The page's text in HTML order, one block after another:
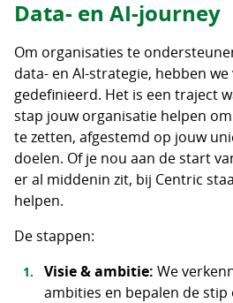
Data- en AI-journey
Om organisaties te
data- en AI-strategie, hebben
gedefinieerd. Het is een traject
stap jouw organisatie helpen
te zetten, afgestemd op jouw
doelen. Of je nou aan de start
er al middenin zit, bij Centric
helpen.
De stappen:
Visie & ambitie: We
ambities en bepalen de stip